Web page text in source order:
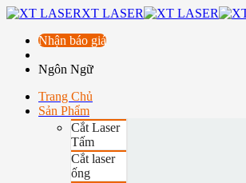
XT LASER
Nhận báo giá
Ngôn Ngữ
Trang Chủ
Sản Phẩm
Cắt Laser
Tấm
Cắt laser
ống